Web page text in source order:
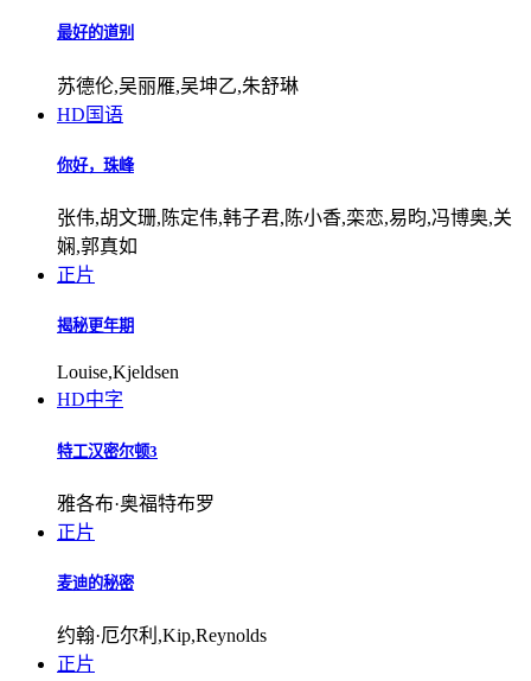
最好的道别
苏德伦,吴丽雁,吴坤乙,朱舒琳
HD国语
你好，珠峰
张伟,胡文珊,陈定伟,韩子君,陈小香,栾恋,易昀,冯博奥,关
娴,郭真如
正片
揭秘更年期
Louise,Kjeldsen
HD中字
特工汉密尔顿3
雅各布·奥福特布罗
正片
麦迪的秘密
约翰·厄尔利,Kip,Reynolds
正片